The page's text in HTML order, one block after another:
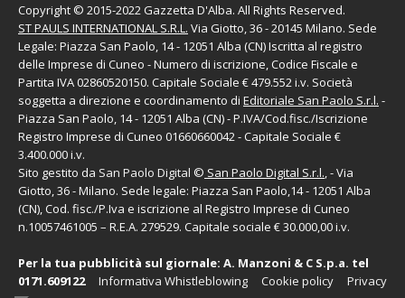
Copyright © 2015-2022 Gazzetta D'Alba. All Rights Reserved.
ST PAULS INTERNATIONAL S.R.L. Via Giotto, 36 - 20145 Milano. Sede
Legale: Piazza San Paolo, 14 - 12051 Alba (CN) Iscritta al registro
delle Imprese di Cuneo - Numero di iscrizione, Codice Fiscale e
Partita IVA 02860520150. Capitale Sociale € 479.552 i.v. Società
soggetta a direzione e coordinamento di Editoriale San Paolo S.r.l. -
Piazza San Paolo, 14 - 12051 Alba (CN) - P.IVA/Cod.fisc./Iscrizione
Registro Imprese di Cuneo 01660660042 - Capitale Sociale €
3.400.000 i.v.
Sito gestito da San Paolo Digital © San Paolo Digital S.r.l., - Via
Giotto, 36 - Milano. Sede legale: Piazza San Paolo,14 - 12051 Alba
(CN), Cod. fisc./P.Iva e iscrizione al Registro Imprese di Cuneo
n.10057461005 – R.E.A. 279529. Capitale sociale € 30.000,00 i.v.
Per la tua pubblicità sul giornale: A. Manzoni & C S.p.a. tel
0171.609122
Privacy
Cookie policy
Informativa Whistleblowing